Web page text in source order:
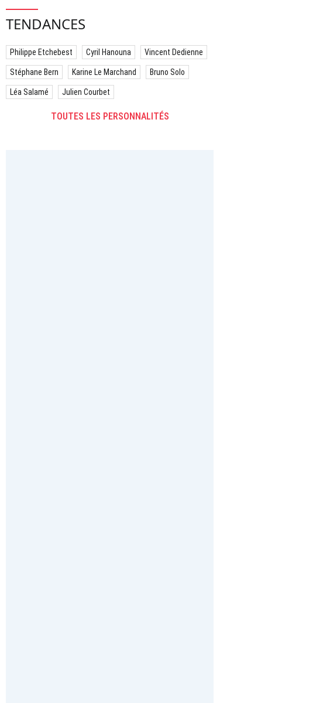
TENDANCES
Philippe Etchebest Cyril Hanouna Vincent Dedienne
Stéphane Bern Karine Le Marchand Bruno Solo
Léa Salamé Julien Courbet
TOUTES LES PERSONNALITÉS